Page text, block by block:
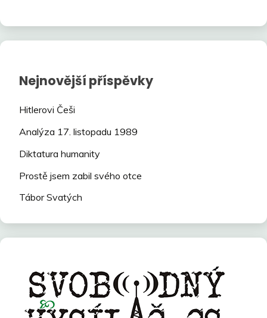
Nejnovější příspěvky
Hitlerovi Češi
Analýza 17. listopadu 1989
Diktatura humanity
Prostě jsem zabil svého otce
Tábor Svatých